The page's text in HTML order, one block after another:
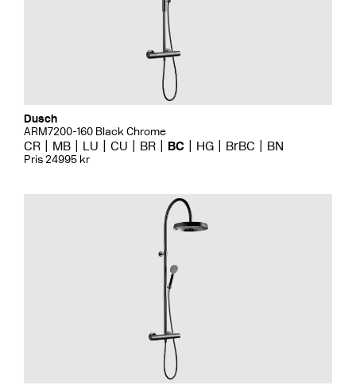
Dusch
ARM7200-160 Black Chrome
CR MB LU CU BR BC HG BrBC BN
Pris 24995 kr